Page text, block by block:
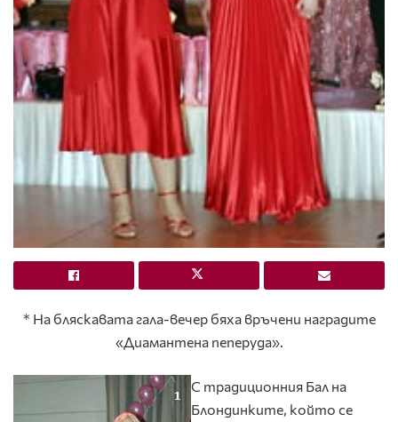
* На бляскавата гала-вечер бяха връчени наградите
«Диамантена пеперуда».
С традиционния Бал на
Блондинките, който се